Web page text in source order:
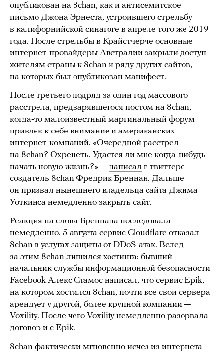
опубликован на 8chan, как и антисемитское
письмо Джона Эрнеста, устроившего стрельбу
в калифорнийской синагоге в апреле того же 2019
года. После стрельбы в Крайстчерче основные
интернет-провайдеры Австралии закрыли доступ
жителям страны к 8chan и ряду других сайтов,
на которых был опубликован манифест.
После третьего подряд за один год массового
расстрела, предварявшегося постом на 8chan,
когда-то малоизвестный маргинальный форум
привлек к себе внимание и американских
интернет-компаний. «Очередной расстрел
на 8chan? Охренеть. Удастся ли мне когда-нибудь
начать новую жизнь?» — написал в твиттере
создатель 8chan Фредрик Бреннан. Дальше
он призвал нынешнего владельца сайта Джима
Уоткинса немедленно закрыть сайт.
Реакция на слова Бреннана последовала
немедленно. 5 августа сервис Cloudflare отказал
8chan в услугах защиты от DDoS-атак. Вслед
за этим 8chan лишился хостинга: бывший
начальник службы информационной безопасности
Facebook Алекс Стамос написал, что сервис Epik,
на котором хостился 8chan, почти все свои сервера
арендует у другой, более крупной компании —
Voxility. После чего Voxility немедленно разорвала
договор и с Epik.
8chan фактически мгновенно исчез из интернета